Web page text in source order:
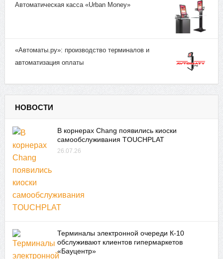
Автоматическая касса «Urban Money»
«Автоматы.ру»: производство терминалов и
автоматизация оплаты
НОВОСТИ
В корнерах Chang появились киоски
самообслуживания TOUCHPLAT
26.07.26
Терминалы электронной очереди К-10
обслуживают клиентов гипермаркетов
«Бауцентр»